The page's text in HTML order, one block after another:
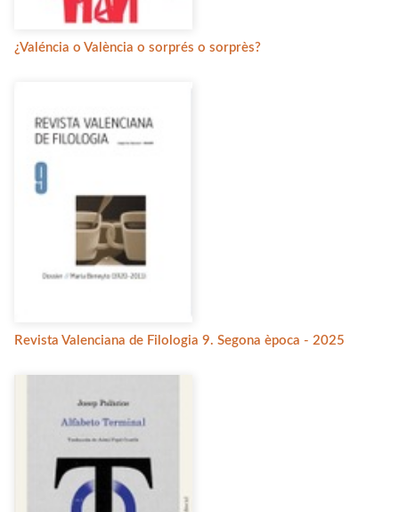
¿Valéncia o València o sorprés o sorprès?
Revista Valenciana de Filologia 9. Segona època - 2025